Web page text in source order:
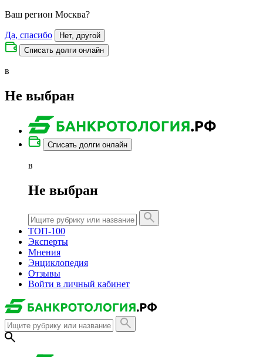
Ваш регион Москва?
Да, спасибо
Нет, другой
Списать долги онлайн
в
Не выбран
Списать долги онлайн
в
Не выбран
ТОП-100
Эксперты
Мнения
Энциклопедия
Отзывы
Войти в личный кабинет